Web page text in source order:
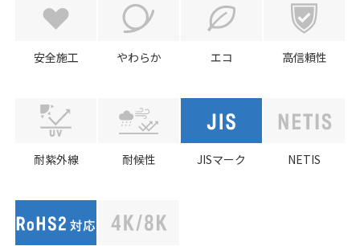
安全施工 やわらか エコ 高信頼性
耐紫外線 耐候性 JISマーク NETIS